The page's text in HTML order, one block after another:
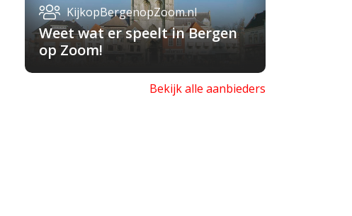
KijkopBergenopZoom.nl
Weet wat er speelt in Bergen
op Zoom!
Bekijk alle aanbieders